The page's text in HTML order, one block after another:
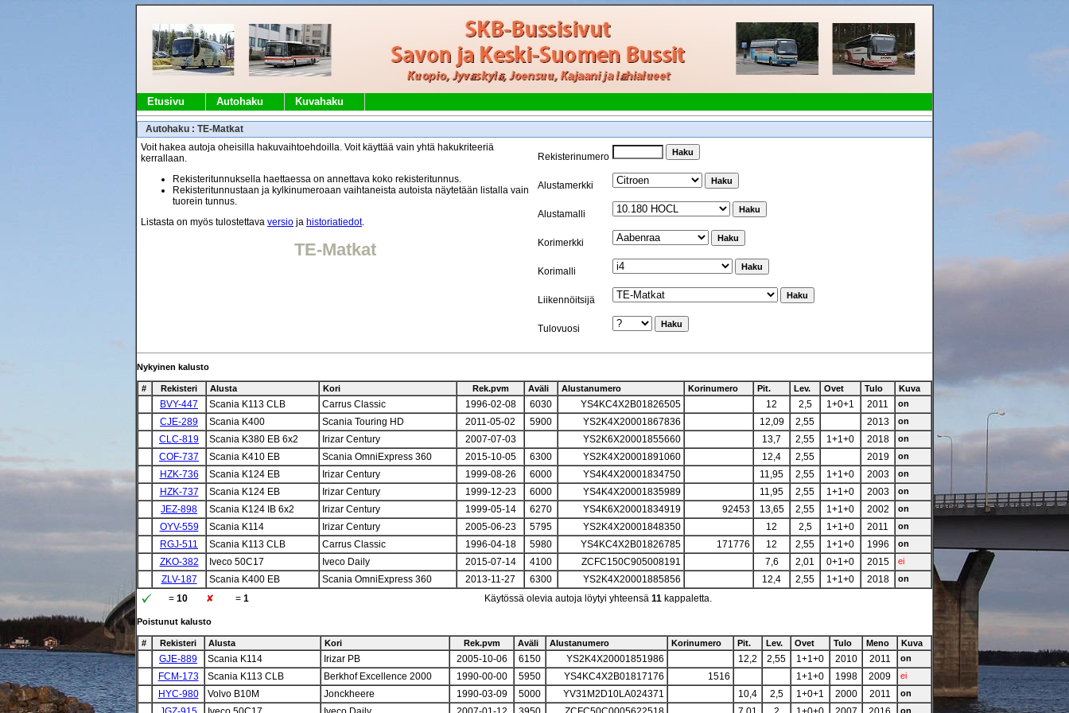
Etusivu Autohaku Kuvahaku
Autohaku : TE-Matkat
Voit hakea autoja oheisilla hakuvaihtoehdoilla. Voit käyttää vain yhtä hakukriteeriä
kerrallaan.
Rekisteritunnuksella haettaessa on annettava koko rekisteritunnus.
Rekisteritunnustaan ja kylkinumeroaan vaihtaneista autoista näytetään listalla vain
tuorein tunnus.
Listasta on myös tulostettava versio ja historiatiedot.
TE-Matkat
Rekisterinumero
Alustamerkki
Alustamalli
Korimerkki
Korimalli
Liikennöitsijä
Tulovuosi
Nykyinen kalusto
# Rekisteri Alusta Kori Rek.pvm Aväli Alustanumero Korinumero Pit. Lev. Ovet Tulo Kuva
BVY-447 Scania K113 CLB Carrus Classic 1996-02-08 6030 YS4KC4X2B01826505 12 2,5 1+0+1 2011 on
CJE-289 Scania K400 Scania Touring HD 2011-05-02 5900 YS2K4X20001867836 12,09 2,55 2013 on
CLC-819 Scania K380 EB 6x2 Irizar Century 2007-07-03 YS2K6X20001855660 13,7 2,55 1+1+0 2018 on
COF-737 Scania K410 EB Scania OmniExpress 360 2015-10-05 6300 YS2K4X20001891060 12,4 2,55 2019 on
HZK-736 Scania K124 EB Irizar Century 1999-08-26 6000 YS4K4X20001834750 11,95 2,55 1+1+0 2003 on
HZK-737 Scania K124 EB Irizar Century 1999-12-23 6000 YS4K4X20001835989 11,95 2,55 1+1+0 2003 on
JEZ-898 Scania K124 IB 6x2 Irizar Century 1999-05-14 6270 YS4K6X20001834919 92453 13,65 2,55 1+1+0 2002 on
OYV-559 Scania K114 Irizar Century 2005-06-23 5795 YS2K4X20001848350 12 2,5 1+1+0 2011 on
RGJ-511 Scania K113 CLB Carrus Classic 1996-04-18 5980 YS4KC4X2B01826785 171776 12 2,55 1+1+0 1996 on
ZKO-382 Iveco 50C17 Iveco Daily 2015-07-14 4100 ZCFC150C905008191 7,6 2,01 0+1+0 2015 ei
ZLV-187 Scania K400 EB Scania OmniExpress 360 2013-11-27 6300 YS2K4X20001885856 12,4 2,55 1+1+0 2018 on
= 10 = 1 Käytössä olevia autoja löytyi yhteensä 11 kappaletta.
Poistunut kalusto
# Rekisteri Alusta Kori Rek.pvm Aväli Alustanumero Korinumero Pit. Lev. Ovet Tulo Meno Kuva
GJE-889 Scania K114 Irizar PB 2005-10-06 6150 YS2K4X20001851986 12,2 2,55 1+1+0 2010 2011 on
FCM-173 Scania K113 CLB Berkhof Excellence 2000 1990-00-00 5950 YS4KC4X2B01817176 1516 1+1+0 1998 2009 ei
HYC-980 Volvo B10M Jonckheere 1990-03-09 5000 YV31M2D10LA024371 10,4 2,5 1+0+1 2000 2011 on
on